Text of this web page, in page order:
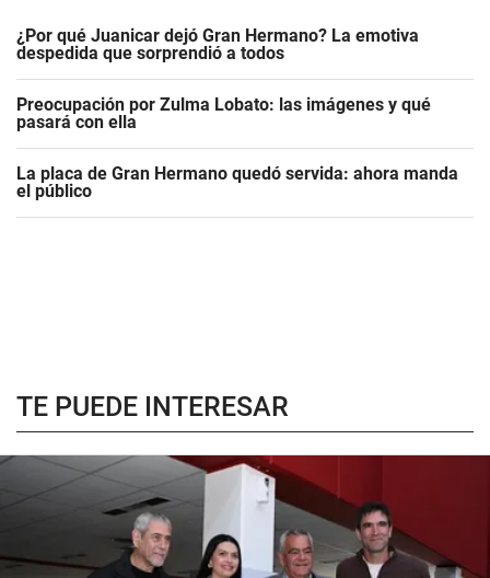
¿Por qué Juanicar dejó Gran Hermano? La emotiva
despedida que sorprendió a todos
Preocupación por Zulma Lobato: las imágenes y qué
pasará con ella
La placa de Gran Hermano quedó servida: ahora manda
el público
TE PUEDE INTERESAR